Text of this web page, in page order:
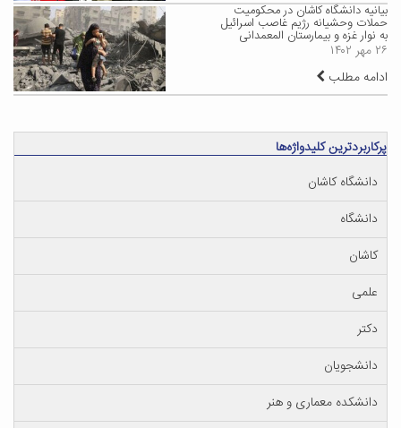
بیانیه دانشگاه کاشان در محکومیت
حملات وحشیانه رژیم غاصب اسرائیل
به نوار غزه و بیمارستان المعمدانی
۲۶ مهر ۱۴۰۲
ادامه مطلب
پرکاربردترین کلیدواژه‌ها
دانشگاه کاشان
دانشگاه
کاشان
علمی
دکتر
دانشجویان
دانشکده معماری و هنر